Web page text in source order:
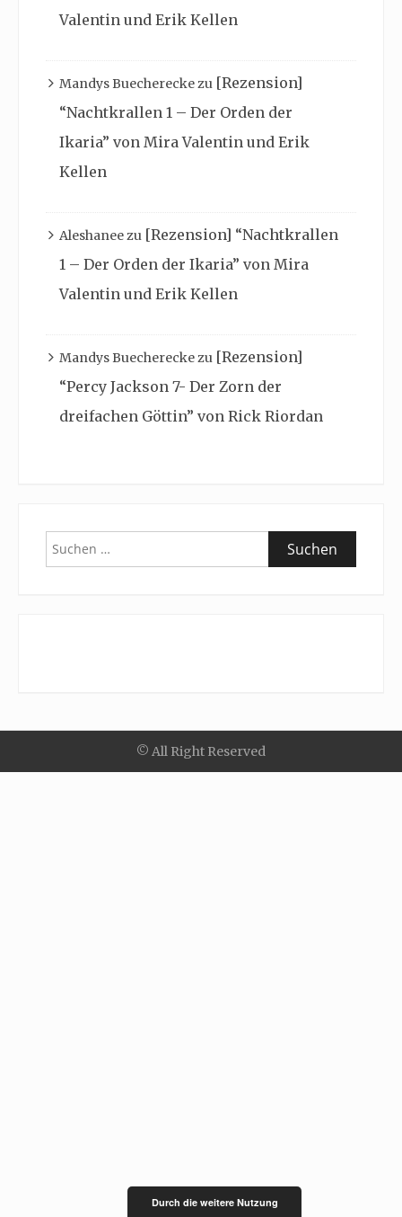
Valentin und Erik Kellen
Mandys Buechereckezu [Rezension]
“Nachtkrallen 1 – Der Orden der
Ikaria” von Mira Valentin und Erik
Kellen
Aleshaneezu [Rezension] “Nachtkrallen
1 – Der Orden der Ikaria” von Mira
Valentin und Erik Kellen
Mandys Buechereckezu [Rezension]
“Percy Jackson 7- Der Zorn der
dreifachen Göttin” von Rick Riordan
Suchen
nach:
© All Right Reserved
Durch die weitere Nutzung